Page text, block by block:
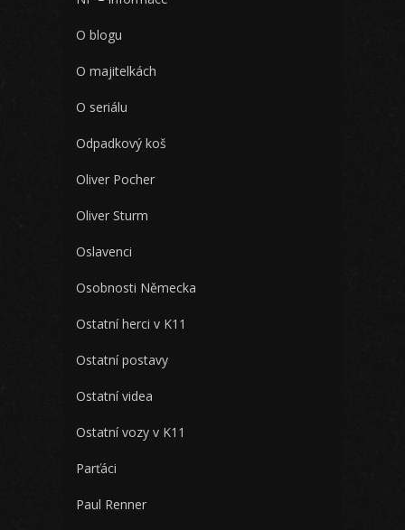
O blogu
O majitelkách
O seriálu
Odpadkový koš
Oliver Pocher
Oliver Sturm
Oslavenci
Osobnosti Německa
Ostatní herci v K11
Ostatní postavy
Ostatní videa
Ostatní vozy v K11
Parťáci
Paul Renner